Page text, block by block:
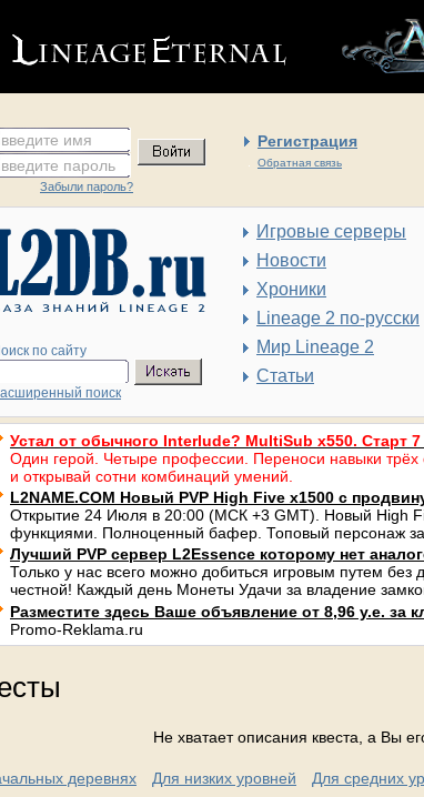
введите имя Регистрация
Обратная связь
введите пароль
Забыли пароль?
по сайту
поиск
Игровые серверы
Новости
Хроники
Lineage 2 по-русски
Мир Lineage 2
Статьи
Устал от обычного Interlude? MultiSub x550. Старт 7
Один герой. Четыре профессии. Переноси навыки трёх
и открывай сотни комбинаций умений.
L2NAME.COM Новый PVP High Five x1500 с
Открытие 24 Июля в 20:00 (МСК +3 GMT). Новый High
функциями. Полноценный бафер. Топовый персонаж за
Лучший PVP сервер L2Essence которому нет
Только у нас всего можно добиться игровым путем без
честной! Каждый день Монеты Удачи за владение
Разместите здесь Ваше объявление от 8,96 у.е. за
Promo-Reklama.ru
Не хватает описания квеста, а Вы
деревнях Для низких уровней Для средних